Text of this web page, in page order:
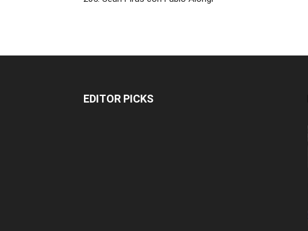
EDITOR PICKS